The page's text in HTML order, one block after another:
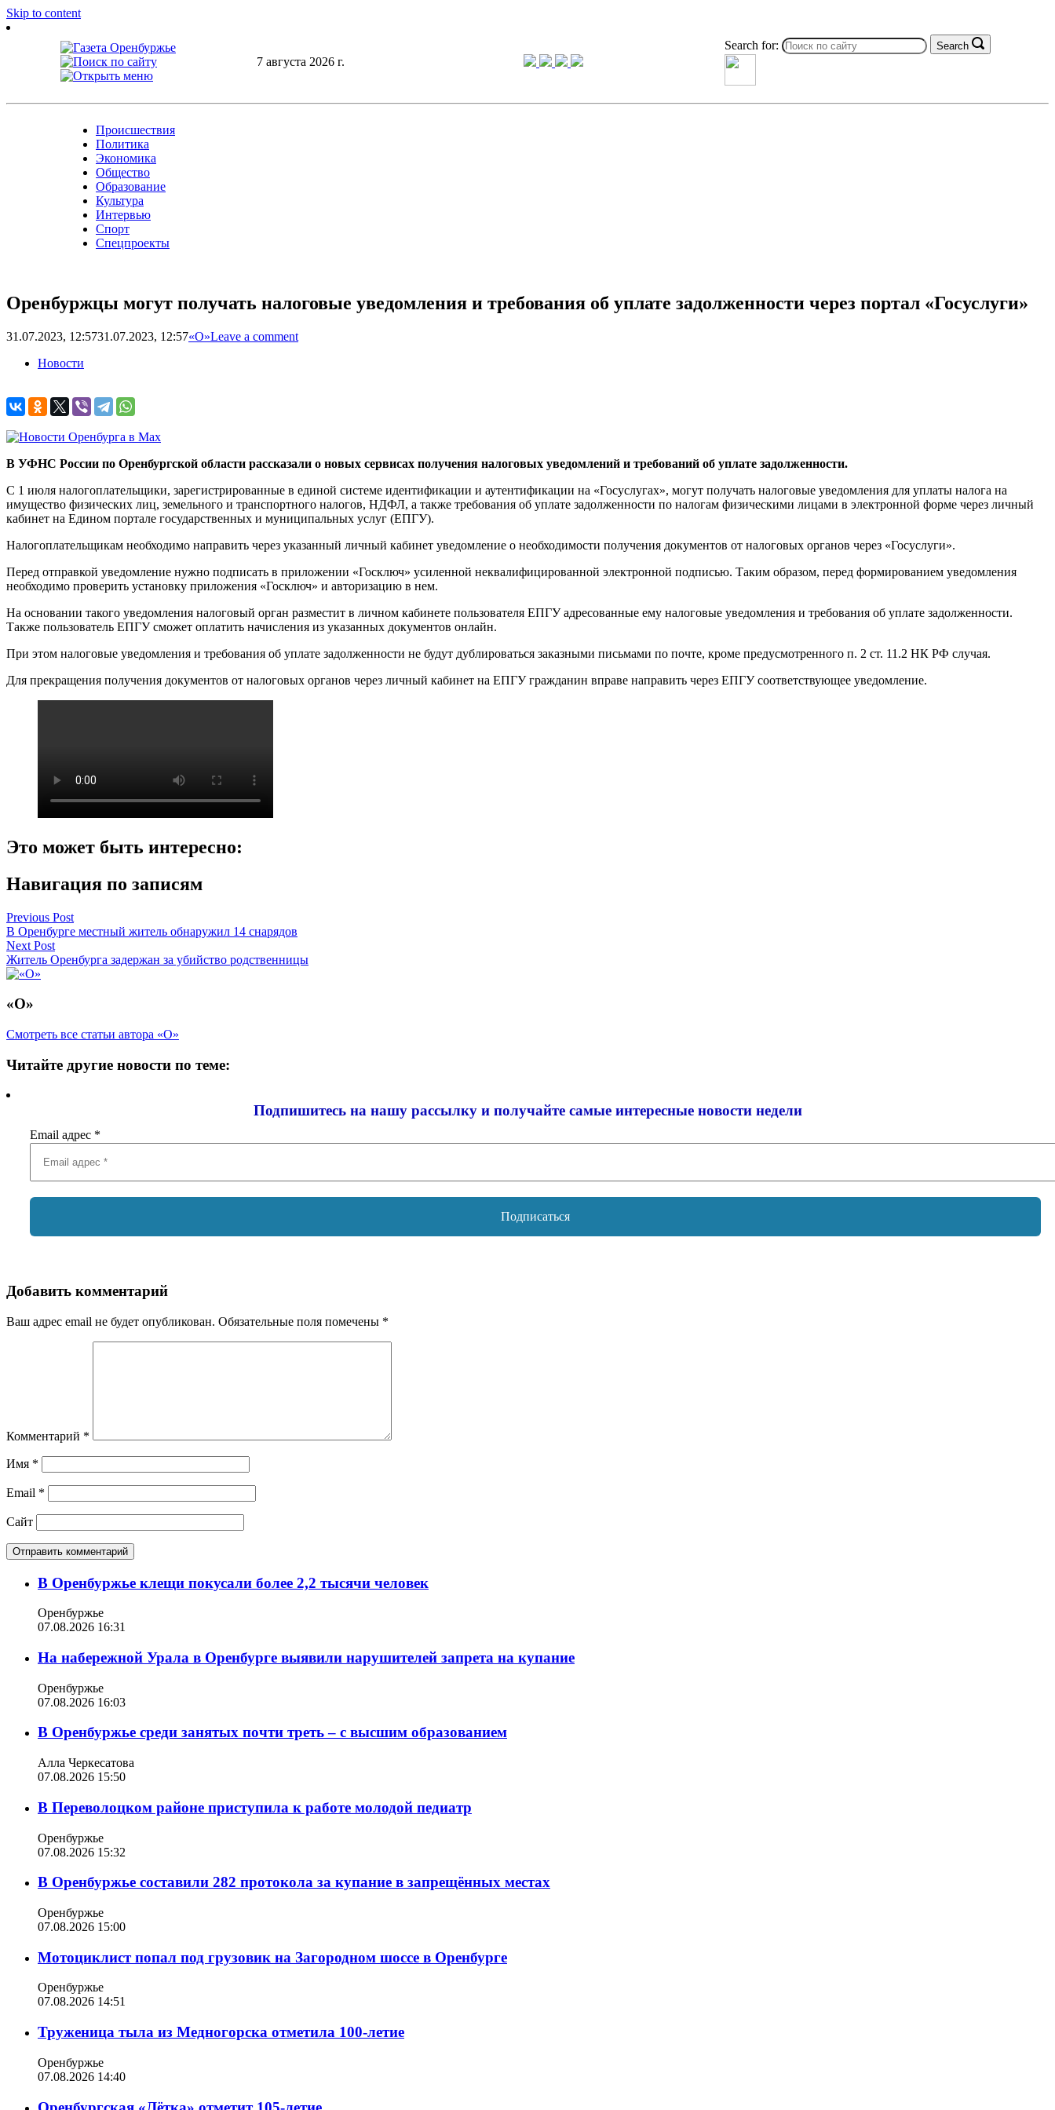
Skip to content
7 августа 2026 г.
Search for: Search
Происшествия
Политика
Экономика
Общество
Образование
Культура
Интервью
Спорт
Спецпроекты
Оренбуржцы могут получать налоговые уведомления и требования об уплате задолженности через портал «Госуслуги»
31.07.2023, 12:5731.07.2023, 12:57«О»Leave a comment
Новости
В УФНС России по Оренбургской области рассказали о новых сервисах получения налоговых уведомлений и требований об уплате задолженности.
С 1 июля налогоплательщики, зарегистрированные в единой системе идентификации и аутентификации на «Госуслугах», могут получать налоговые уведомления для уплаты налога на
имущество физических лиц, земельного и транспортного налогов, НДФЛ, а также требования об уплате задолженности по налогам физическими лицами в электронной форме через личный
кабинет на Едином портале государственных и муниципальных услуг (ЕПГУ).
Налогоплательщикам необходимо направить через указанный личный кабинет уведомление о необходимости получения документов от налоговых органов через «Госуслуги».
Перед отправкой уведомление нужно подписать в приложении «Госключ» усиленной неквалифицированной электронной подписью. Таким образом, перед формированием уведомления
необходимо проверить установку приложения «Госключ» и авторизацию в нем.
На основании такого уведомления налоговый орган разместит в личном кабинете пользователя ЕПГУ адресованные ему налоговые уведомления и требования об уплате задолженности.
Также пользователь ЕПГУ сможет оплатить начисления из указанных документов онлайн.
При этом налоговые уведомления и требования об уплате задолженности не будут дублироваться заказными письмами по почте, кроме предусмотренного п. 2 ст. 11.2 НК РФ случая.
Для прекращения получения документов от налоговых органов через личный кабинет на ЕПГУ гражданин вправе направить через ЕПГУ соответствующее уведомление.
Это может быть интересно:
Навигация по записям
Previous Post
В Оренбурге местный житель обнаружил 14 снарядов
Next Post
Житель Оренбурга задержан за убийство родственницы
«О»
Смотреть все статьи автора «О»
Читайте другие новости по теме:
Подпишитесь на нашу рассылку и получайте самые интересные новости недели
Email адрес *
Добавить комментарий
Ваш адрес email не будет опубликован. Обязательные поля помечены *
Комментарий *
Имя *
Email *
Сайт
В Оренбуржье клещи покусали более 2,2 тысячи человек
Оренбуржье
07.08.2026 16:31
На набережной Урала в Оренбурге выявили нарушителей запрета на купание
Оренбуржье
07.08.2026 16:03
В Оренбуржье среди занятых почти треть – с высшим образованием
Алла Черкесатова
07.08.2026 15:50
В Переволоцком районе приступила к работе молодой педиатр
Оренбуржье
07.08.2026 15:32
В Оренбуржье составили 282 протокола за купание в запрещённых местах
Оренбуржье
07.08.2026 15:00
Мотоциклист попал под грузовик на Загородном шоссе в Оренбурге
Оренбуржье
07.08.2026 14:51
Труженица тыла из Медногорска отметила 100-летие
Оренбуржье
07.08.2026 14:40